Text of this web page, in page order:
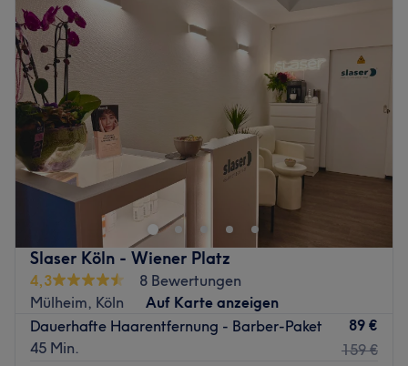
Slaser Köln - Wiener Platz
4,3
8 Bewertungen
Mülheim, Köln
Auf Karte anzeigen
Dauerhafte Haarentfernung - Barber-Paket
45 Min.
89 €
159 €